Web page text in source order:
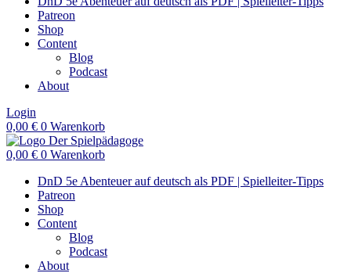
Patreon
Shop
Content
Blog
Podcast
About
Login
0,00 € 0 Warenkorb
0,00 € 0 Warenkorb
DnD 5e Abenteuer auf deutsch als PDF | Spielleiter-Tipps
Patreon
Shop
Content
Blog
Podcast
About